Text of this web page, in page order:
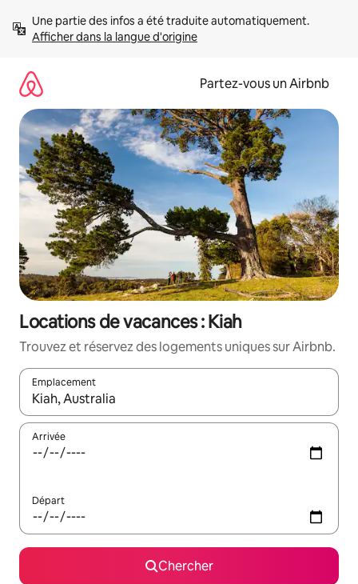
directement
Afficher dans la langue d'origine
Partez-vous un Airbnb
Locations de vacances : Kiah
Trouvez et réservez des logements uniques sur Airbnb.
Emplacement
Quand les résultats sont affichés, parcourez-les en utilisant
Arrivée
Départ
Chercher